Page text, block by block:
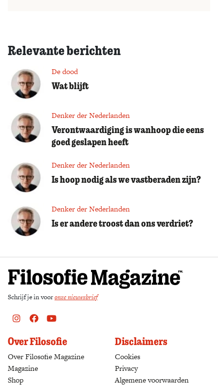
Relevante berichten
De dood
Wat blijft
Denker der Nederlanden
Verontwaardiging is wanhoop die eens
goed geslapen heeft
Denker der Nederlanden
Is hoop nodig als we vastberaden zijn?
Denker der Nederlanden
Is er andere troost dan ons verdriet?
Schrijf je in vooronze nieuwsbrief
Instagram
FacebookYoutube
Over Filosofie
Over Filosofie Magazine
Magazine
Shop
Disclaimers
Cookies
Privacy
Algemene voorwaarden